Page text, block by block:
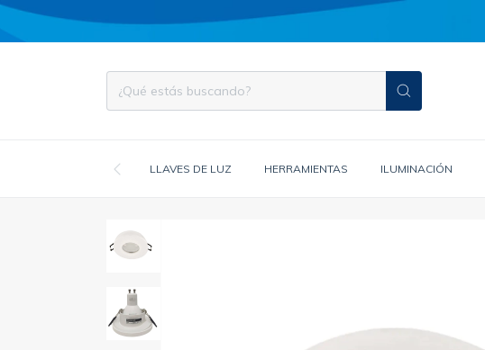
LLAVES DE LUZ HERRAMIENTAS ILUMINACIÓN